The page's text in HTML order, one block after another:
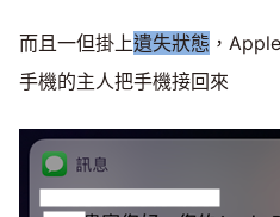
而且一但掛上遺失狀態 ，
手機的主人把手機接回來